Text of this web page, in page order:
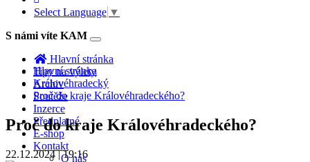
Select Language ▼
S námi víte KAM
Toggle
navigation
Hlavní stránka
Tipy na výlety
Archiv
Soutěže
Inzerce
Předplatné
E-shop
Kontakt
O nás
Hlavní stránka
Královéhradecký
Proč do kraje Královéhradeckého?
Proč do kraje Královéhradeckého?
22.12.2024 | 19:16